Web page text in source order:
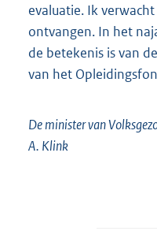
evaluatie. Ik
ontvangen. In het
de betekenis is van
van het
De minister van
A. Klink